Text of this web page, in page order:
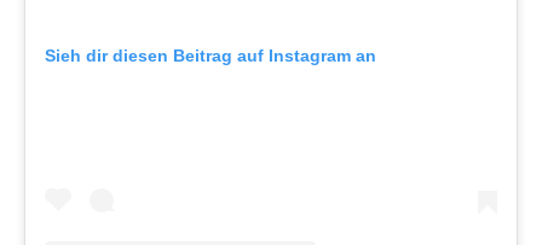
Sieh dir diesen Beitrag auf Instagram an